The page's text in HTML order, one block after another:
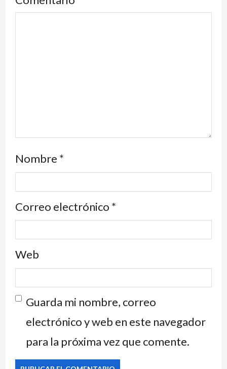
Nombre *
Correo electrónico *
Web
Guarda mi nombre, correo
electrónico y web en este navegador
para la próxima vez que comente.